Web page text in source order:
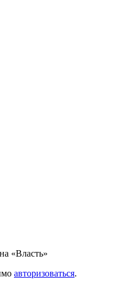
«Власть»
авторизоваться.